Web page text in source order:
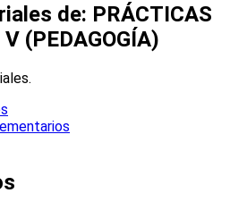
de: PRÁCTICAS
(PEDAGOGÍA)